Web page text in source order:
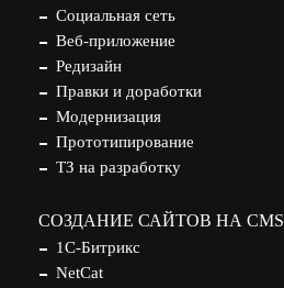
Социальная сеть
Веб-приложение
Редизайн
Правки и доработки
Модернизация
Прототипирование
ТЗ на разработку
СОЗДАНИЕ САЙТОВ НА CMS
1С-Битрикс
NetCat